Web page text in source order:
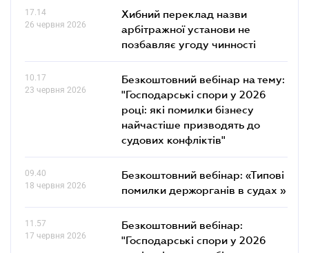
17.14
26 червня 2026
Хибний переклад назви
арбітражної установи не
позбавляє угоду чинності
10.17
23 червня 2026
Безкоштовний вебінар на тему:
"Господарські спори у 2026
році: які помилки бізнесу
найчастіше призводять до
судових конфліктів"
09.40
18 червня 2026
Безкоштовний вебінар: «Типові
помилки держорганів в судах »
11.57
17 червня 2026
Безкоштовний вебінар:
"Господарські спори у 2026